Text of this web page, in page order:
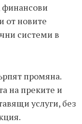
финансови
от новите
системи в
промяна.
на преките и
услуги, без